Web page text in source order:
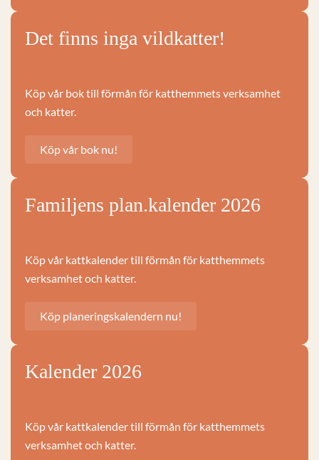
Det finns inga vildkatter!
Köp vår bok till förmån för katthemmets verksamhet
och katter.
Köp vår bok nu!
Familjens plan.kalender 2026
Köp vår kattkalender till förmån för katthemmets
verksamhet och katter.
Köp planeringskalendern nu!
Kalender 2026
Köp vår kattkalender till förmån för katthemmets
verksamhet och katter.